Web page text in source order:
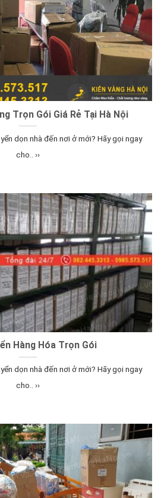
Trọn Gói Giá Rẻ Tại Hà Nội
dọn nhà đến nơi ở mới? Hãy gọi ngay
cho.. ››
Hàng Hóa Trọn Gói
dọn nhà đến nơi ở mới? Hãy gọi ngay
cho.. ››